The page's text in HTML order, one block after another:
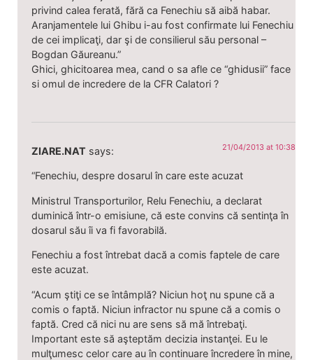
privind calea ferată, fără ca Fenechiu să aibă habar.
Aranjamentele lui Ghibu i-au fost confirmate lui Fenechiu
de cei implicaţi, dar şi de consilierul său personal –
Bogdan Găureanu.”
Ghici, ghicitoarea mea, cand o sa afle ce “ghidusii” face
si omul de incredere de la CFR Calatori ?
ZIARE.NAT says: 21/04/2013 at 10:38
“Fenechiu, despre dosarul în care este acuzat
Ministrul Transporturilor, Relu Fenechiu, a declarat
duminică într-o emisiune, că este convins că sentinţa în
dosarul său îi va fi favorabilă.
Fenechiu a fost întrebat dacă a comis faptele de care
este acuzat.
“Acum ştiţi ce se întâmplă? Niciun hoţ nu spune că a
comis o faptă. Niciun infractor nu spune că a comis o
faptă. Cred că nici nu are sens să mă întrebaţi.
Important este să aşteptăm decizia instanţei. Eu le
mulţumesc celor care au în continuare încredere în mine,